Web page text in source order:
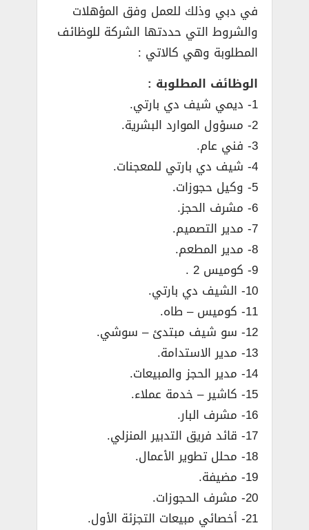
في دبي وذلك للعمل وفق المؤهلات
والشروط التي حددتها الشركة للوظائف
المطلوبة وهي كالاتي :
الوظائف المطلوبة :
1- ديمي شيف دي بارتي.
2- مسؤول الموارد البشرية.
3- فني عام.
4- شيف دي بارتي للمعجنات.
5- وكيل حجوزات.
6- مشرف الحجز.
7- مدير التصميم.
8- مدير المطعم.
9- كوميس 2 .
10- الشيف دي بارتي.
11- كوميس – طاه.
12- سو شيف مبتدئ – سوشي.
13- مدير الاستدامة.
14- مدير الحجز والمبيعات.
15- كاشير – خدمة عملاء.
16- مشرف البار.
17- قائد فريق التدبير المنزلي.
18- محلل تطوير الأعمال.
19- مضيفة.
20- مشرف الحجوزات.
21- أخصائي مبيعات التجزئة الأول.